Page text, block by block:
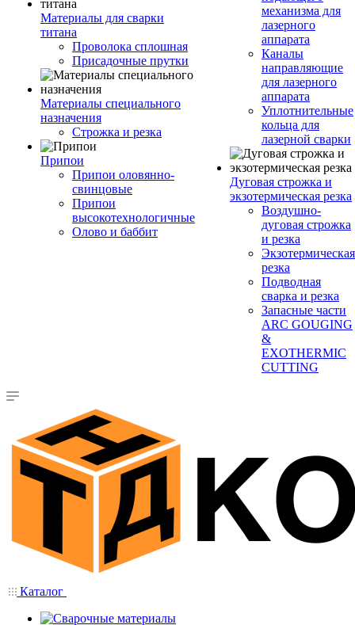
Материалы для сварки
титана
Проволока сплошная
Присадочные прутки
Материалы специального
назначения
Строжка и резка
Припои
Припои оловянно-
свинцовые
Припои
высокотехнологичные
Олово и баббит
механизма для
лазерного
аппарата
Каналы
направляющие
для лазерного
аппарата
Уплотнительные
кольца для
лазерной сварки
Дуговая строжка и
экзотермическая резка
Воздушно-
дуговая строжка
и резка
Экзотермическая
резка
Подводная
сварка и резка
Запасные части
ARC GOUGING
&
EXOTHERMIC
CUTTING
Каталог